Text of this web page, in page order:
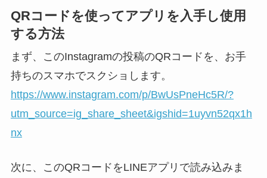
QRコードを使ってアプリを入手し使用
する方法
まず、このInstagramの投稿のQRコードを、お手
持ちのスマホでスクショします。
https://www.instagram.com/p/BwUsPneHc5R/?
utm_source=ig_share_sheet&igshid=1uyvn52qx1h
nx
次に、このQRコードをLINEアプリで読み込みま